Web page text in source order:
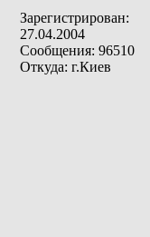
Зарегистрирован:
27.04.2004
Сообщения: 96510
Откуда: г.Киев